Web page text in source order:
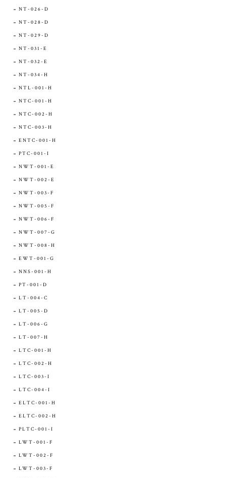
NT-026-D
NT-028-D
NT-029-D
NT-031-E
NT-032-E
NT-034-H
NTL-001-H
NTC-001-H
NTC-002-H
NTC-003-H
ENTC-001-H
PTC-001-I
NWT-001-E
NWT-002-E
NWT-003-F
NWT-005-F
NWT-006-F
NWT-007-G
NWT-008-H
EWT-001-G
NNS-001-H
PT-001-D
LT-004-C
LT-005-D
LT-006-G
LT-007-H
LTC-001-H
LTC-002-H
LTC-003-I
LTC-004-I
ELTC-001-H
ELTC-002-H
PLTC-001-I
LWT-001-F
LWT-002-F
LWT-003-F